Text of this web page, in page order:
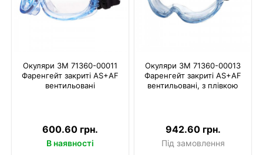
Окуляри 3M 71360-00011
Фаренгейт закриті AS+AF
вентильовані
600.60 грн.
В наявності
Окуляри 3M 71360-00013
Фаренгейт закриті AS+AF
вентильовані, з плівкою
942.60 грн.
Під замовлення